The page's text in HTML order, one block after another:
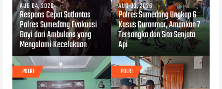
AUG 04, 2026
Respons Cepat Satlantas
Polres Sumedang Evakuasi
Bayi dari Ambulans yang
Mengalami Kecelakaan
AUG 03, 2026
Polres Sumedang Ungkap 6
Kasus Curanmor, Amankan 7
Tersangka dan Sita Senjata
Api
POLRI POLRI